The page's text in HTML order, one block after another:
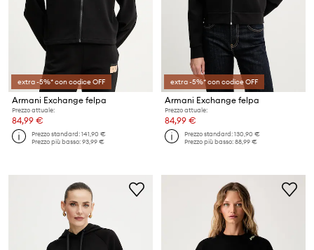
extra -5%* con codice OFF
Armani Exchange felpa
Prezzo attuale:
84,99 €
Prezzo standard:141,90 €
Prezzo più basso:93,99 €
extra -5%* con codice OFF
Armani Exchange felpa
Prezzo attuale:
84,99 €
Prezzo standard:130,90 €
Prezzo più basso:88,99 €